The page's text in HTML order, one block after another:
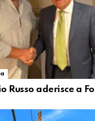
Russo aderisce a